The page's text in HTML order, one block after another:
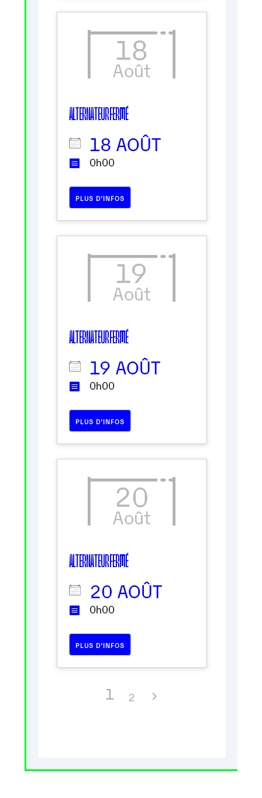
18
Août
ALTERNATEUR FERMÉ
18 AOÛT
0h00
PLUS D’INFOS
19
Août
ALTERNATEUR FERMÉ
19 AOÛT
0h00
PLUS D’INFOS
20
Août
ALTERNATEUR FERMÉ
20 AOÛT
0h00
PLUS D’INFOS
1 2